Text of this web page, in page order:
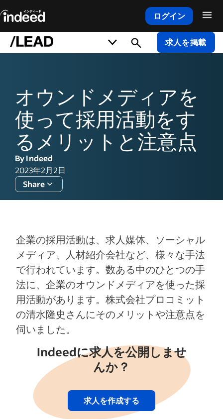
ログイン
メインコンテンツの開始 求人を掲載
オウンドメディアを
使って採用活動をす
るメリットと注意点
By Indeed
2023年2月2日
Share
企業の採用活動は、求人媒体、ソーシャル
メディア、人材紹介会社など、様々な手法
で行われています。数ある中のひとつの手
法に、企業のオウンドメディアを使った採
用活動があります。株式会社プロコミット
の清水隆史さんにそのメリットや注意点を
伺いました。
Indeedに求人を公開しませ
んか？
求人を作成する